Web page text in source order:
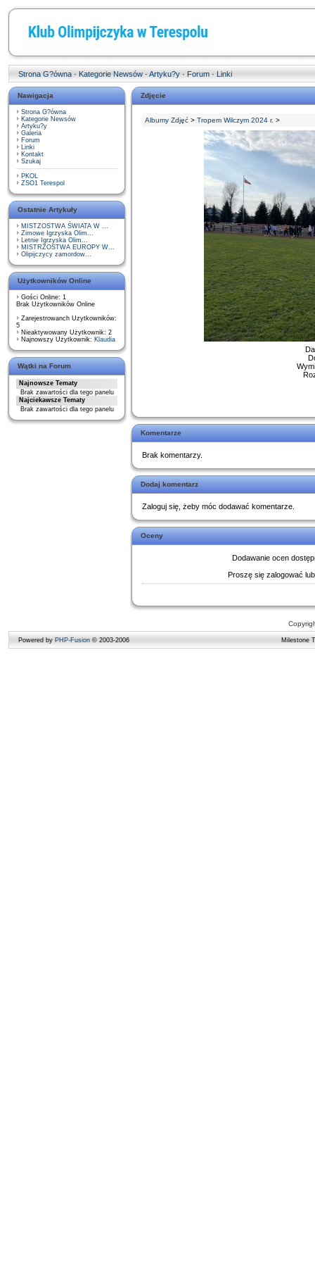
Strona G?ówna · Kategorie Newsów · Artyku?y · Forum · Linki
Nawigacja
Strona G?ówna
Kategorie Newsów
Artyku?y
Galeria
Forum
Linki
Kontakt
Szukaj
PKOL
ZSO1 Terespol
Ostatnie Artykuły
MISTZOSTWA ŚWIATA W ...
Zimowe Igrzyska Olim...
Letnie Igrzyska Olim...
MISTRZOSTWA EUROPY W...
Olipijczycy zamordow...
Użytkowników Online
Gości Online: 1
Brak Użytkowników Online
Zarejestrowanch Uzytkowników:
5
Nieaktywowany Użytkownik: 2
Najnowszy Użytkownik: Klaudia
Wątki na Forum
Najnowsze Tematy
Brak zawartości dla tego panelu
Najciekawsze Tematy
Brak zawartości dla tego panelu
Zdjęcie
Albumy Zdjęć > Tropem Wilczym 2024 r. >
Komentarze
Brak komentarzy.
Dodaj komentarz
Zaloguj się, żeby móc dodawać komentarze.
Oceny
Dodawanie ocen
Proszę się zalogować
Powered by PHP-Fusion © 2003-2006 Milestone